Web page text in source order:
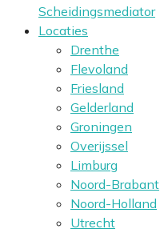
Scheidingsmediator
Locaties
Drenthe
Flevoland
Friesland
Gelderland
Groningen
Overijssel
Limburg
Noord-Brabant
Noord-Holland
Utrecht